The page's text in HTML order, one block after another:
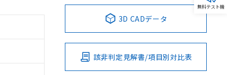
3D CADデータ
該非判定見解書/項目別対比表
無料テスト機